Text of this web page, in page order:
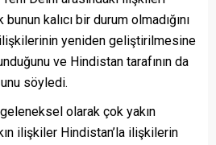
kalıcı bir durum olmadığını
yeniden geliştirilmesine
ve Hindistan tarafının da
söyledi.
geleneksel olarak çok yakın
ilişkiler Hindistan’la ilişkilerin